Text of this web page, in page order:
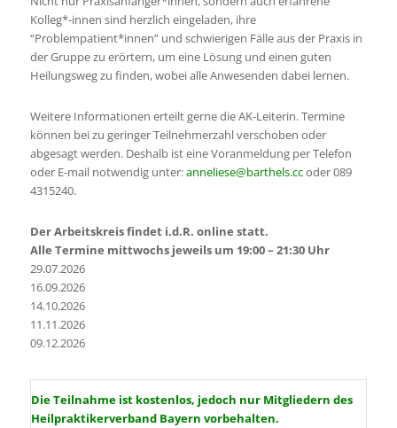
Kolleg*-innen sind herzlich eingeladen, ihre
“Problempatient*innen” und schwierigen Fälle aus der Praxis in
der Gruppe zu erörtern, um eine Lösung und einen guten
Heilungsweg zu finden, wobei alle Anwesenden dabei lernen.
Weitere Informationen erteilt gerne die AK-Leiterin. Termine
können bei zu geringer Teilnehmerzahl verschoben oder
abgesagt werden. Deshalb ist eine Voranmeldung per Telefon
oder E-mail notwendig unter:anneliese@barthels.ccoder 089
4315240.
Der Arbeitskreis findet i.d.R. online statt.
Alle Termine mittwochs jeweils um 19:00 – 21:30 Uhr
29.07.2026
16.09.2026
14.10.2026
11.11.2026
09.12.2026
Die Teilnahme ist kostenlos, jedoch nur Mitgliedern des
Heilpraktikerverband Bayern vorbehalten.